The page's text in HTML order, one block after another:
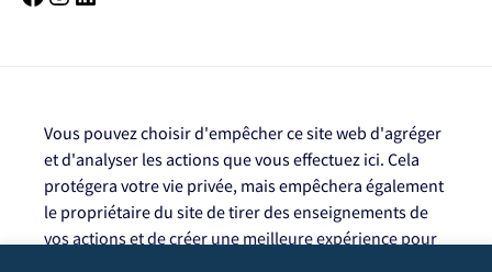
Vous pouvez choisir d'empêcher ce site web d'agréger
et d'analyser les actions que vous effectuez ici. Cela
protégera votre vie privée, mais empêchera également
le propriétaire du site de tirer des enseignements de
vos actions et de créer une meilleure expérience pour